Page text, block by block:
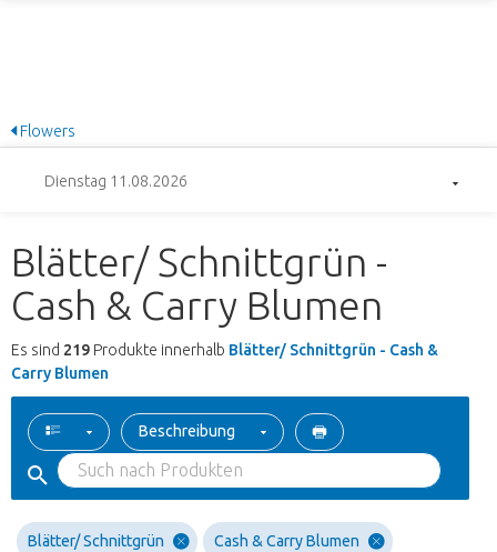
Flowers
Dienstag 11.08.2026
Blätter/ Schnittgrün -
Cash & Carry Blumen
Es sind 219 Produkte innerhalb Blätter/ Schnittgrün - Cash &
Carry Blumen
Beschreibung
Blätter/ Schnittgrün Cash & Carry Blumen